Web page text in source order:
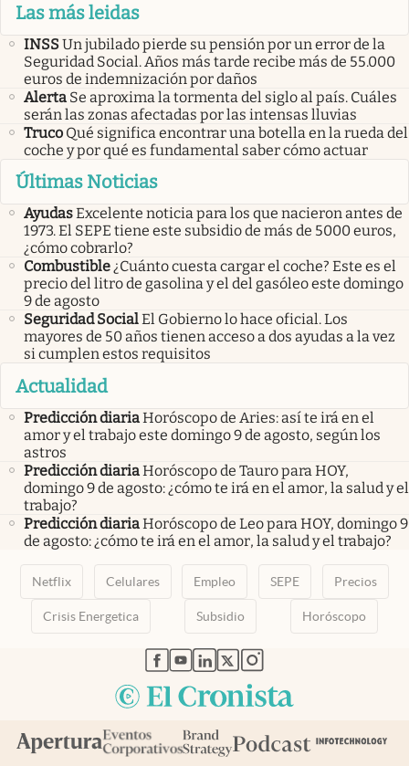
Las más leidas
INSSUn jubilado pierde su pensión por un error de la
Seguridad Social. Años más tarde recibe más de 55.000
euros de indemnización por daños
Alerta Se aproxima la tormenta del siglo al país. Cuáles
serán las zonas afectadas por las intensas lluvias
Truco Qué significa encontrar una botella en la rueda del
coche y por qué es fundamental saber cómo actuar
Últimas Noticias
AyudasExcelente noticia para los que nacieron antes de
1973. El SEPE tiene este subsidio de más de 5000 euros,
¿cómo cobrarlo?
Combustible¿Cuánto cuesta cargar el coche? Este es el
precio del litro de gasolina y el del gasóleo este domingo
9 de agosto
Seguridad SocialEl Gobierno lo hace oficial. Los
mayores de 50 años tienen acceso a dos ayudas a la vez
si cumplen estos requisitos
Actualidad
Predicción diariaHoróscopo de Aries: así te irá en el
amor y el trabajo este domingo 9 de agosto, según los
astros
Predicción diariaHoróscopo de Tauro para HOY,
domingo 9 de agosto: ¿cómo te irá en el amor, la salud y el
trabajo?
Predicción diariaHoróscopo de Leo para HOY, domingo 9
de agosto: ¿cómo te irá en el amor, la salud y el trabajo?
Netflix Celulares Empleo SEPE Precios
Crisis Energetica Subsidio Horóscopo
abre en nueva pestaña
abre en nueva pestaña
abre en nueva pestaña
abre en nueva pestaña
abre en nueva pestaña